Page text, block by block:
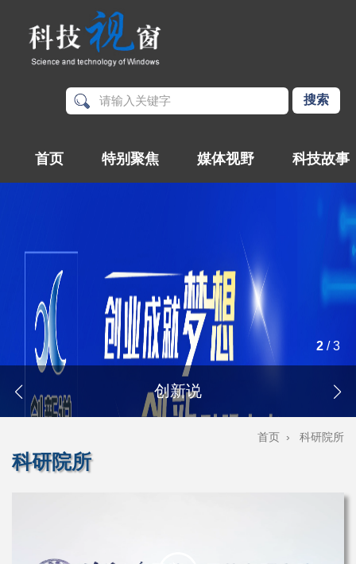
首页 特别聚焦 媒体视野 科技故事
创新说
2 /3
首页 › 科研院所
科研院所